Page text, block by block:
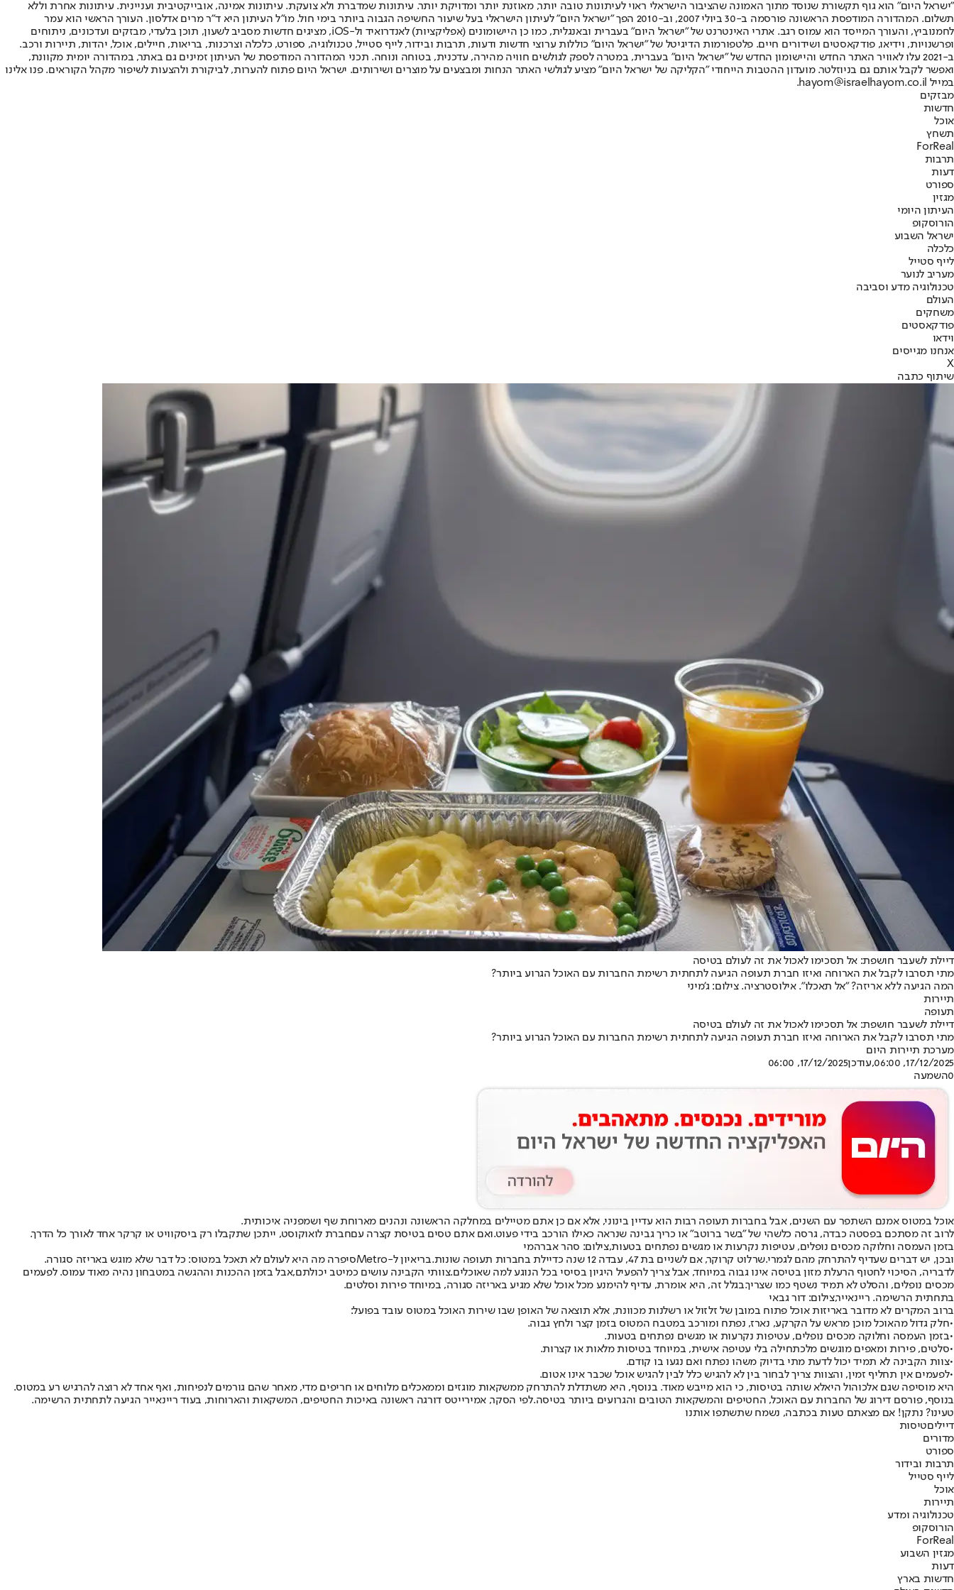
"ישראל היום" הוא גוף תקשורת שנוסד מתוך האמונה שהציבור הישראלי ראוי לעיתונות טובה יותר, מאוזנת יותר ומדויקת יותר. עיתונות שמדברת ולא צועקת. עיתונות אמינה, אובייקטיבית ועניינית. עיתונות אחרת וללא
תשלום. המהדורה המודפסת הראשונה פורסמה ב-30 ביולי 2007, וב-2010 הפך "ישראל היום" לעיתון הישראלי בעל שיעור החשיפה הגבוה ביותר בימי חול. מו"ל העיתון היא ד"ר מרים אדלסון. העורך הראשי הוא עמר
לחמנוביץ, והעורך המייסד הוא עמוס רגב. אתרי האינטרנט של "ישראל היום" בעברית ובאנגלית, כמו כן היישומונים (אפליקציות) לאנדרואיד ול-iOS, מציגים חדשות מסביב לשעון, תוכן בלעדי, מבזקים ועדכונים, ניתוחים
ופרשנויות, וידיאו, פודקאסטים ושידורים חיים. פלטפורמות הדיגיטל של "ישראל היום" כוללות ערוצי חדשות ודעות, תרבות ובידור, לייף סטייל, טכנולוגיה, ספורט, כלכלה וצרכנות, בריאות, חיילים, אוכל, יהדות, תיירות ורכב.
ב-2021 עלו לאוויר האתר החדש והיישומון החדש של "ישראל היום" בעברית, במטרה לספק לגולשים חוויה מהירה, עדכנית, בטוחה ונוחה. תכני המהדורה המודפסת של העיתון זמינים גם באתר, במהדורה יומית מקוונת,
ואפשר לקבל אותם גם בניוזלטר. מועדון ההטבות הייחודי "הקליקה של ישראל היום" מציע לגולשי האתר הנחות ומבצעים על מוצרים ושירותים. ישראל היום פתוח להערות, לביקורת ולהצעות לשיפור מקהל הקוראים. פנו אלינו
במייל hayom@israelhayom.co.il.
מבזקים
חדשות
אוכל
תשחץ
ForReal
תרבות
דעות
ספורט
מגזין
העיתון היומי
הורוסקופ
ישראל השבוע
כלכלה
לייף סטייל
מעריב לנוער
טכנולוגיה מדע וסביבה
העולם
משחקים
פודקאסטים
וידאו
אנחנו מגייסים
X
שיתוף כתבה
דיילת לשעבר חושפת: אל תסכימו לאכול את זה לעולם בטיסה
מתי תסרבו לקבל את הארוחה ואיזו חברת תעופה הגיעה לתחתית רשימת החברות עם האוכל הגרוע ביותר?
המה הגיעה ללא אריזה? "אל תאכלו". אילוסטרציה. צילום: ג'מיני
תיירות
תעופה
דיילת לשעבר חושפת: אל תסכימו לאכול את זה לעולם בטיסה
מתי תסרבו לקבל את הארוחה ואיזו חברת תעופה הגיעה לתחתית רשימת החברות עם האוכל הגרוע ביותר?
מערכת תיירות היום
17/12/2025, 06:00
,עודכן17/12/2025, 06:00
0השמעה
אוכל במטוס אמנם השתפר עם השנים, אבל בחברות תעופה רבות הוא עדיין בינוני, אלא אם כן אתם מטיילים במחלקה הראשונה ונהנים מארוחת שף ושמפניה איכותית.
לרוב זה מסתכם בפסטה כבדה, גרסה כלשהי של "בשר ברוטב" או כריך גבינה שנראה כאילו הורכב בידי פעוט.ואם אתם טסים בטיסת קצרה עםחברת לואוקוסט, ייתכן שתקבלו רק ביסקוויט או קרקר אחד לאורך כל הדרך.
בזמן העמסה וחלוקה מכסים נופלים, עטיפות נקרעות או מגשים נפתחים בטעות,צילום: סהר אברהמי
ובכן, יש דברים שעדיף להתרחק מהם לגמרי.שרלוט קרוקר, אם לשניים בת 47, עבדה 12 שנה כדיילת בחברות תעופה שונות. בריאיון ל-Metro סיפרה מה היא לעולם לא תאכל במטוס: כל דבר שלא מוגש באריזה סגורה.
לדבריה, הסיכוי לחטוף הרעלת מזון בטיסה אינו גבוה במיוחד, אבל צריך להפעיל היגיון בסיסי בכל הנוגע למה שאוכלים.צוותי הקבינה עושים כמיטב יכולתם,אבל בזמן ההכנות וההגשה במטבחון נהיה מאוד עמוס. לפעמים
מכסים נופלים, והסלט לא תמיד נשטף כמו שצריך.בגלל זה, היא אומרת, עדיף להימנע מכל אוכל שלא מגיע באריזה סגורה, במיוחד פירות וסלטים.
בתחתית הרשימה. ריינאייר,צילום: דור גבאי
ברוב המקרים לא מדובר באריזות אוכל פתוח במובן של זלזול או רשלנות מכוונת, אלא תוצאה של האופן שבו שירות האוכל במטוס עובד בפועל:
•חלק גדול מהאוכל מוכן מראש על הקרקע, נארז, נפתח ומורכב במטבח המטוס בזמן קצר ולחץ גבוה.
•בזמן העמסה וחלוקה מכסים נופלים, עטיפות נקרעות או מגשים נפתחים בטעות.
•סלטים, פירות ומאפים מוגשים מלכתחילה בלי עטיפה אישית, במיוחד בטיסות מלאות או קצרות.
•צוות הקבינה לא תמיד יכול לדעת מתי בדיוק משהו נפתח ואם נגעו בו קודם.
•לפעמים אין תחליף זמין, והצוות צריך לבחור בין לא להגיש כלל לבין להגיש אוכל שכבר אינו אטום.
היא מוסיפה שגם אלכוהול היאלא שותה בטיסות, כי הוא מייבש מאוד. בנוסף, היא משתדלת להתרחק ממשקאות מוגזים וממאכלים מלוחים או חריפים מדי, מאחר שהם גורמים לנפיחות, ואף אחד לא רוצה להרגיש רע במטוס.
בנוסף, פורסם דירוג של החברות עם האוכל, החטיפים והמשקאות הטובים והגרועים ביותר בטיסה.לפי הסקר, אמירייטס דורגה ראשונה באיכות החטיפים, המשקאות והארוחות, בעוד ריינאייר הגיעה לתחתית הרשימה.
טעינו? נתקן! אם מצאתם טעות בכתבה, נשמח שתשתפו אותנו
דייליםטיסות
מדורים
ספורט
תרבות ובידור
לייף סטייל
אוכל
תיירות
טכנולוגיה ומדע
הורוסקופ
ForReal
מגזין השבוע
דעות
חדשות בארץ